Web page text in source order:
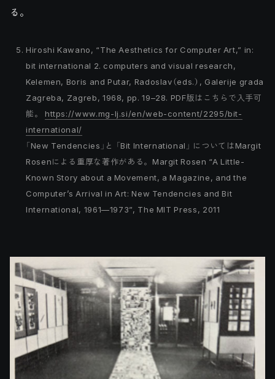
る。
Hiroshi Kawano, “The Aesthetics for Computer Art,” in:
bit international 2. computers and visual research,
Kelemen, Boris and Putar, Radoslav（eds.）, Galerije grada
Zagreba, Zagreb, 1968, pp. 19–28. PDF版はこちらで入手可
能。 https://www.mg-lj.si/en/web-content/2295/bit-
international/
「New Tendencies」と 「Bit International」 についてはMargit
Rosenによる重厚な著作がある。Margit Rosen “A Little-
Known Story about a Movement, a Magazine, and the
Computer’s Arrival in Art: New Tendencies and Bit
International, 1961—1973”, The MIT Press, 2011